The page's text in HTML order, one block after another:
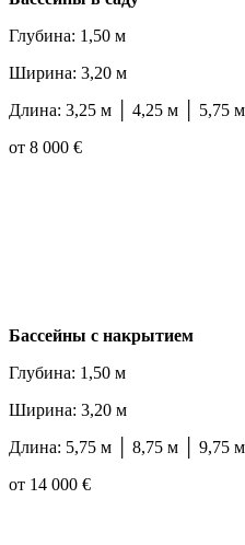
Глубина: 1,50 м
Ширина: 3,20 м
Длина: 3,25 м │ 4,25 м │ 5,75
от 8 000 €
Бассейны с накрытием
Глубина: 1,50 м
Ширина: 3,20 м
Длина: 5,75 м │ 8,75 м │ 9,75
от 14 000 €